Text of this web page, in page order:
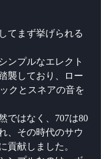
てまず挙げられる
ンプルなエレクト
襲しており、ロー
クとスネアの音を
ではなく、707は80
、その時代のサウ
貢献しました。